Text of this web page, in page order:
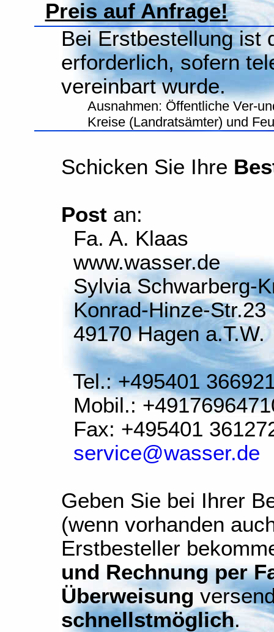
Preis auf Anfrage!
Bei Erstbestellung ist
erforderlich, sofern
vereinbart wurde.
Ausnahmen: Öffentliche Ver-
Kreise (Landratsämter) und
Schicken Sie Ihre
Postan:
Fa. A. Klaas
www.wasser.de
Sylvia Schwarberg-
Konrad-Hinze-Str.23
49170 Hagen a.T.W.
Tel.: +495401
Mobil.:
Fax: +495401
service@wasser.de
Geben Sie bei Ihrer
(wenn vorhanden
Erstbesteller
und Rechnung per
Überweisung
schnellstmöglich.